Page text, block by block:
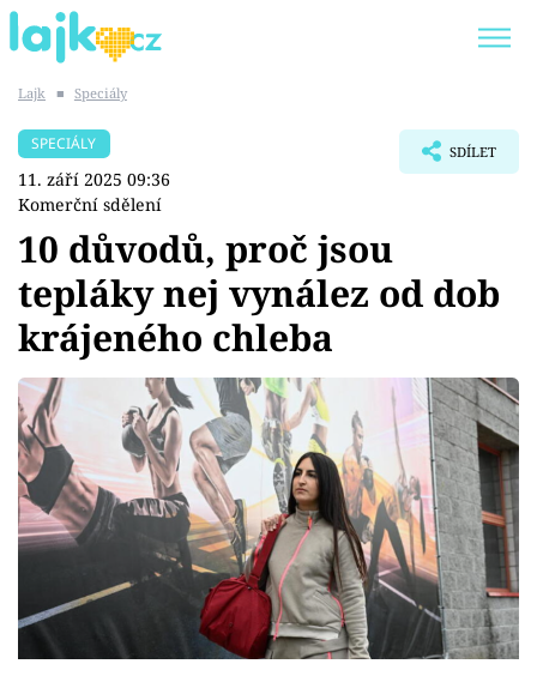
SHOPAHOLICADEL
Témata
Showbyznys
Youtubeři
Virály
Sex a vztahy
Videa
Sledujte prima+
Lajk ■ Speciály
SPECIÁLY
11. září 2025 09:36
Komerční sdělení
SDÍLET
10 důvodů, proč jsou
tepláky nej vynález od dob
krájeného chleba